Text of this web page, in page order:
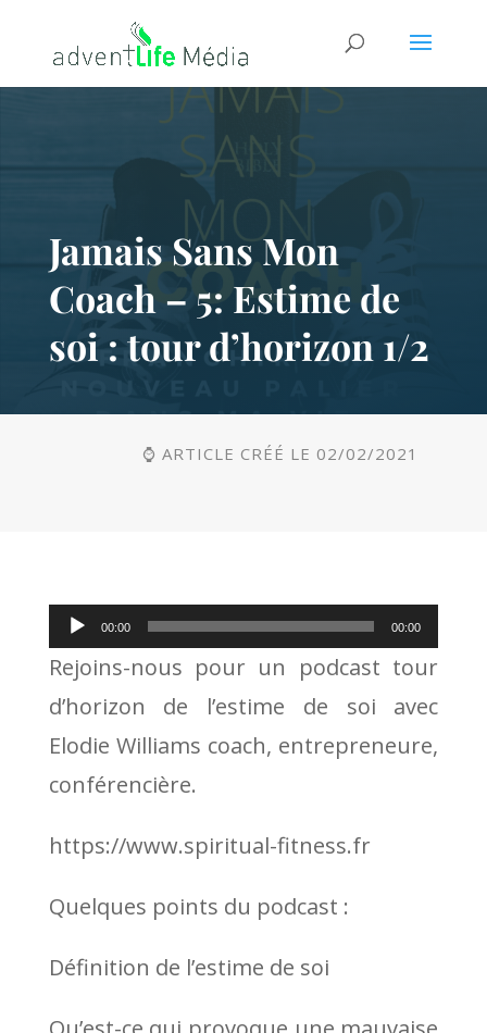
Jamais Sans Mon
Coach – 5: Estime de
soi : tour d’horizon 1/2
⌚ ARTICLE CRÉÉ LE 02/02/2021
Lecteur
audio
00:00 00:00
Rejoins-nous pour un podcast tour
d’horizon de l’estime de soi avec
Elodie Williams coach, entrepreneure,
conférencière.
https://www.spiritual-fitness.fr
Quelques points du podcast :
Définition de l’estime de soi